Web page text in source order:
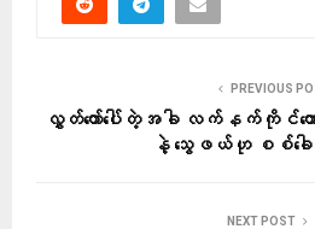
PREVIOUS
လွှတ်တော်ပေါ်တဲ့အခါ လက်နက်ကိုင်တ
နဲ့ သွေဖယ်ဟု စစ်ခေါင်း
NEXT POST